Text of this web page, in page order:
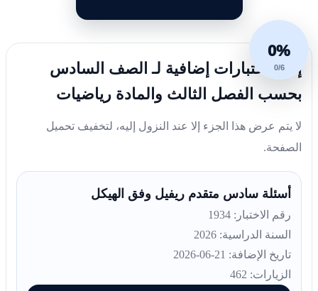
0%
0/6
إليك اختبارات إضافية لـ الصف السادس
بحسب الفصل الثالث والمادة رياضيات
لا يتم عرض هذا الجزء إلا عند النزول إليه، لتخفيف تحميل
الصفحة.
أسئلة سادس متقدم ريفيل وفق الهيكل
رقم الاختبار: 1934
السنة الدراسية: 2026
تاريخ الإضافة: 21-06-2026
الزيارات: 462